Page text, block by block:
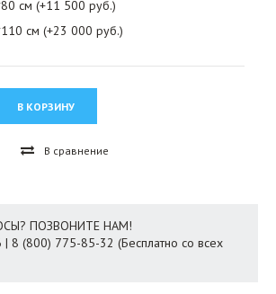
см (+11 500 руб.)
см (+23 000 руб.)
В сравнение
ПОЗВОНИТЕ НАМ!
8 (800) 775-85-32 (Бесплатно со всех